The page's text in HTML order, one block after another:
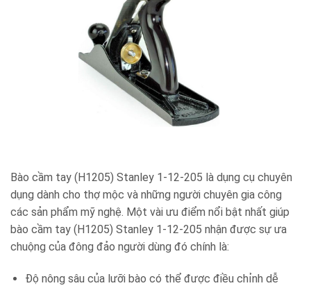
Bào cầm tay (H1205) Stanley 1-12-205 là dụng cụ chuyên
dụng dành cho thợ mộc và những người chuyên gia công
các sản phẩm mỹ nghệ. Một vài ưu điểm nổi bật nhất giúp
bào cầm tay (H1205) Stanley 1-12-205 nhận được sự ưa
chuộng của đông đảo người dùng đó chính là:
Độ nông sâu của lưỡi bào có thể được điều chỉnh dễ